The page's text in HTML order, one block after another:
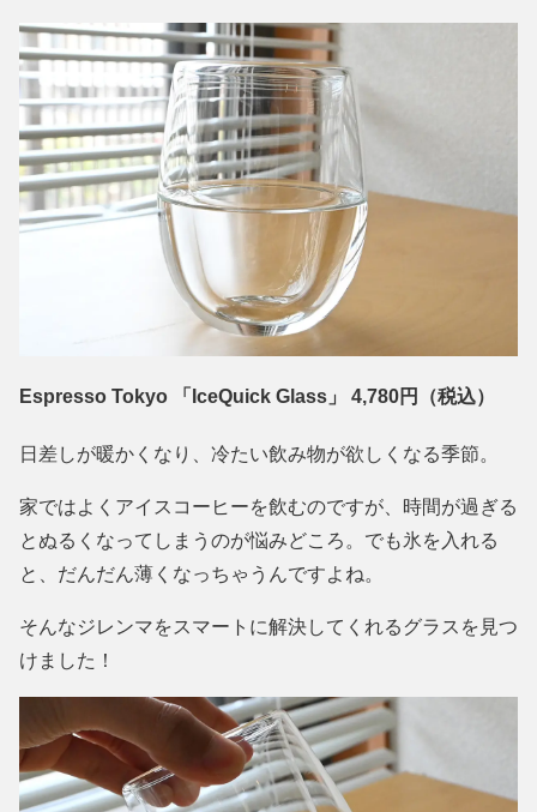
Espresso Tokyo 「IceQuick Glass」 4,780円（税込）
日差しが暖かくなり、冷たい飲み物が欲しくなる季節。
家ではよくアイスコーヒーを飲むのですが、時間が過ぎる
とぬるくなってしまうのが悩みどころ。でも氷を入れる
と、だんだん薄くなっちゃうんですよね。
そんなジレンマをスマートに解決してくれるグラスを見つ
けました！